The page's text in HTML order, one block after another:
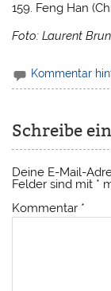
159. Feng Han
Foto: Laurent Brun
Kommentar
Schreibe
Deine E-Mail-
Felder sind mit *
Kommentar *